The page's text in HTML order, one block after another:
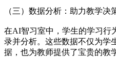
（三）数据分析：助力教学决
在AI智习室中，学生的学习行
录并分析。这些数据不仅为学
据，也为教师提供了宝贵的教